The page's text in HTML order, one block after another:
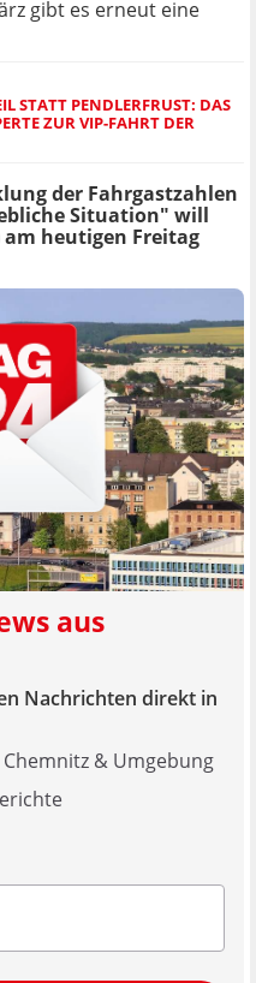
gibt es erneut eine
STATT PENDLERFRUST: DAS
ZUR VIP-FAHRT DER
der Fahrgastzahlen
Situation" will
am heutigen Freitag
aus
Nachrichten direkt in
& Umgebung